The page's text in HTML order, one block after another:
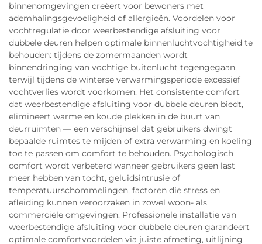
binnenomgevingen creëert voor bewoners met
ademhalingsgevoeligheid of allergieën. Voordelen voor
vochtregulatie door weerbestendige afsluiting voor
dubbele deuren helpen optimale binnenluchtvochtigheid te
behouden: tijdens de zomermaanden wordt
binnendringing van vochtige buitenlucht tegengegaan,
terwijl tijdens de winterse verwarmingsperiode excessief
vochtverlies wordt voorkomen. Het consistente comfort
dat weerbestendige afsluiting voor dubbele deuren biedt,
elimineert warme en koude plekken in de buurt van
deurruimten — een verschijnsel dat gebruikers dwingt
bepaalde ruimtes te mijden of extra verwarming en koeling
toe te passen om comfort te behouden. Psychologisch
comfort wordt verbeterd wanneer gebruikers geen last
meer hebben van tocht, geluidsintrusie of
temperatuurschommelingen, factoren die stress en
afleiding kunnen veroorzaken in zowel woon- als
commerciële omgevingen. Professionele installatie van
weerbestendige afsluiting voor dubbele deuren garandeert
optimale comfortvoordelen via juiste afmeting, uitlijning